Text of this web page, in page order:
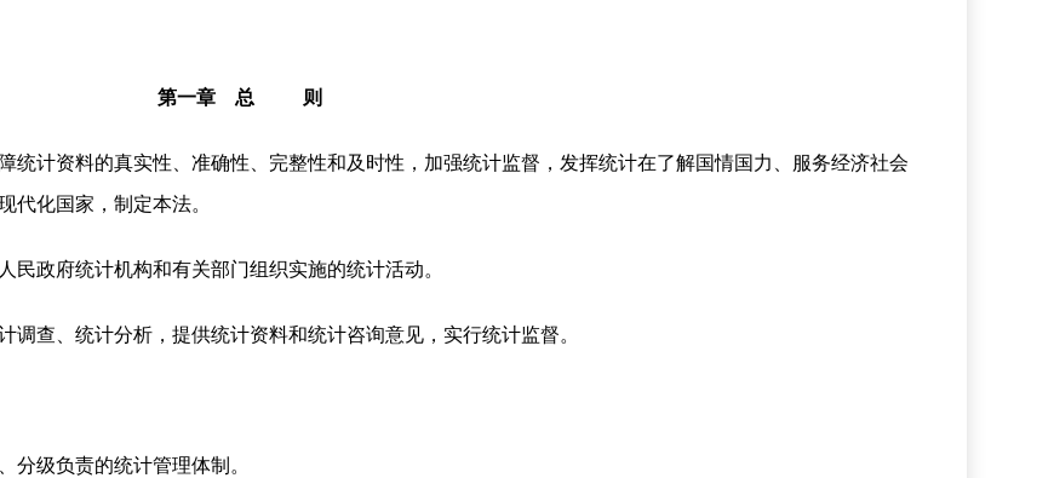
第一章 总 则
计资料的真实性、准确性、完整性和及时性，加强统计监督，发挥统计在了解国情国力、服务经济社会
代化国家，制定本法。
政府统计机构和有关部门组织实施的统计活动。
查、统计分析，提供统计资料和统计咨询意见，实行统计监督。
分级负责的统计管理体制。